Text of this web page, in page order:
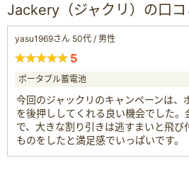
Jackery（ジャクリ）の口コ
yasu1969さん 50代 / 男性
5
ポータブル蓄電池
今回のジャックリのキャンペーンは、
を後押ししてくれる良い機会でした。
で、大きな割り引きは逃すまいと飛び
ものをしたと満足感でいっぱいです。